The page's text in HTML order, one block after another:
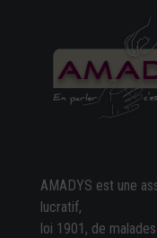
AMADYS est une
lucratif,
loi 1901, de